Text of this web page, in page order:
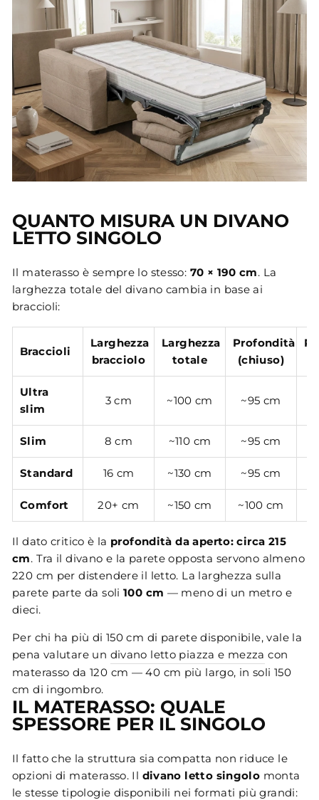
QUANTO MISURA UN DIVANO
LETTO SINGOLO
Il materasso è sempre lo stesso: 70 × 190 cm. La
larghezza totale del divano cambia in base ai
braccioli:
Braccioli
Larghezza
bracciolo
Larghezza
totale
Profondità
(chiuso)
Ultra
slim
3 cm ~100 cm ~95 cm
Slim 8 cm ~110 cm ~95 cm
Standard 16 cm ~130 cm ~95 cm
Comfort 20+ cm ~150 cm ~100 cm
Il dato critico è la profondità da aperto: circa 215
cm. Tra il divano e la parete opposta servono almeno
220 cm per distendere il letto. La larghezza sulla
parete parte da soli100 cm — meno di un metro e
dieci.
Per chi ha più di 150 cm di parete disponibile, vale la
pena valutare un divano letto piazza e mezza con
materasso da 120 cm — 40 cm più largo, in soli 150
cm di ingombro.
IL MATERASSO: QUALE
SPESSORE PER IL SINGOLO
Il fatto che la struttura sia compatta non riduce le
opzioni di materasso. Il divano letto singolo monta
le stesse tipologie disponibili nei formati più grandi: